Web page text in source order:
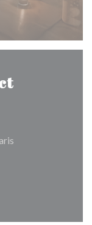
une
((ouvre une